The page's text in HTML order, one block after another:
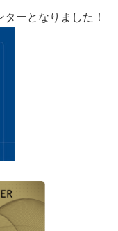
ーとなりました！